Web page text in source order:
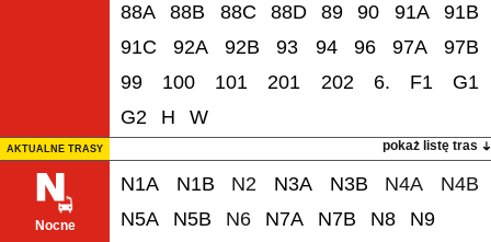
88A
88B 88C 88D 89 90 91A
91B
91C
92A 92B 93 94 96 97A
97B
99
100 101 201 202 6. F1
G1
G2
H W
pokaż listę tras
AKTUALNE TRASY
Nocne
N1A N1B N2 N3A N3B N4A
N4B
N5A
N5B N6 N7A N7B N8 N9